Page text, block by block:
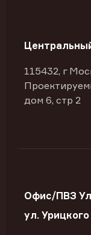
115432, г
дом 6, стр 2
Офис/ПВЗ
ул. Урицкого